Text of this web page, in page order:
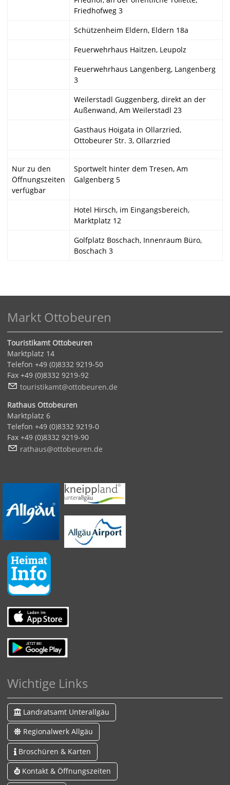
Friedhofweg 3
Schützenheim Eldern, Eldern 18a
Feuerwehrhaus Haitzen, Leupolz
Feuerwehrhaus Langenberg, Langenberg
3
Weilerstadl Guggenberg, direkt an der
Außenwand, Am Weilerstadl 23
Gasthaus Hoigata in Ollarzried,
Ottobeurer Str. 3, Ollarzried
Nur zu den
Öffnungszeiten
verfügbar
Sportwelt hinter dem Tresen, Am
Galgenberg 5
Hotel Hirsch, im Eingangsbereich,
Marktplatz 12
Golfplatz Boschach, Innenraum Büro,
Boschach 3
Markt Ottobeuren
Touristikamt Ottobeuren
Marktplatz 14
Telefon +49 (0)8332 9219-50
Fax +49 (0)8332 9219-92
t
r st k mt tt b r n d
Rathaus Ottobeuren
Marktplatz 6
Telefon +49 (0)8332 9219-0
Fax +49 (0)8332 9219-90
r th s tt b r n d
Wichtige Links
Landratsamt Unterallgäu
Regionalwerk Allgäu
Broschüren & Karten
Kontakt & Öffnungszeiten